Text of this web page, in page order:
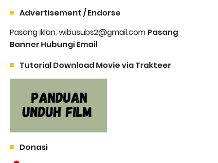
Advertisement / Endorse
Pasang Iklan: wibusubs2@gmail.com Pasang
Banner Hubungi Email
Tutorial Download Movie via Trakteer
Donasi